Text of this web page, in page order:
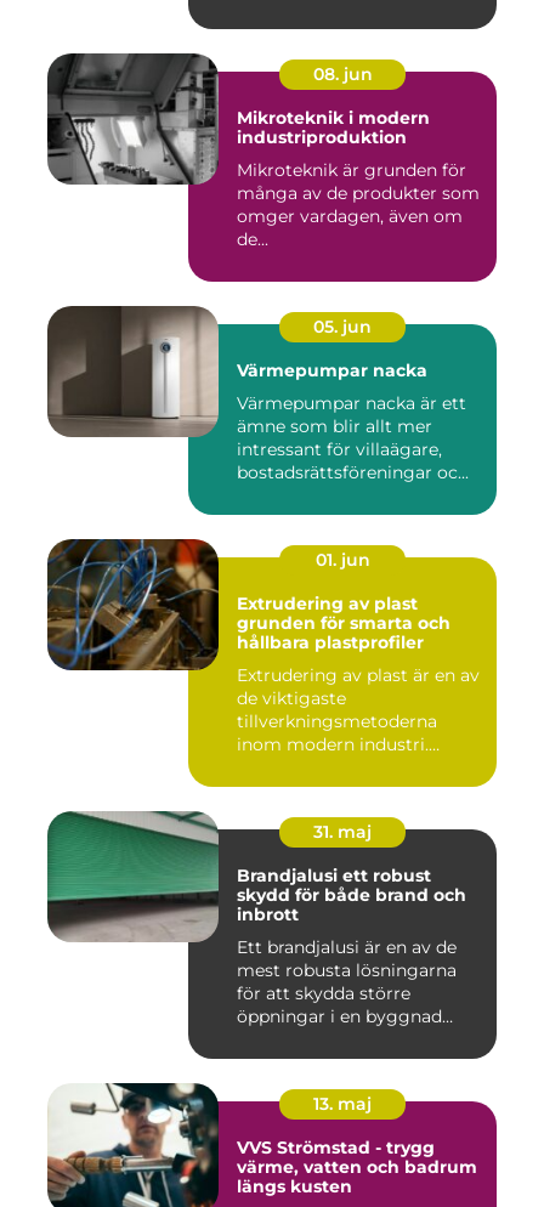
08. jun
Mikroteknik i modern
industriproduktion
Mikroteknik är grunden för
många av de produkter som
omger vardagen, även om
de...
05. jun
Värmepumpar nacka
Värmepumpar nacka är ett
ämne som blir allt mer
intressant för villaägare,
bostadsrättsföreningar oc...
01. jun
Extrudering av plast
grunden för smarta och
hållbara plastprofiler
Extrudering av plast är en av
de viktigaste
tillverkningsmetoderna
inom modern industri.
31. maj
Brandjalusi ett robust
skydd för både brand och
inbrott
Ett brandjalusi är en av de
mest robusta lösningarna
för att skydda större
öppningar i en byggnad
13. maj
VVS Strömstad - trygg
värme, vatten och badrum
längs kusten